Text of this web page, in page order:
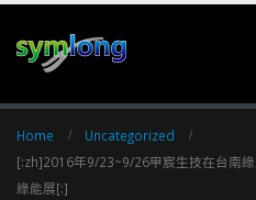
Home
Uncategorized
[:zh]2016年9/23~9/26甲宸生技在台南
綠能展[:]